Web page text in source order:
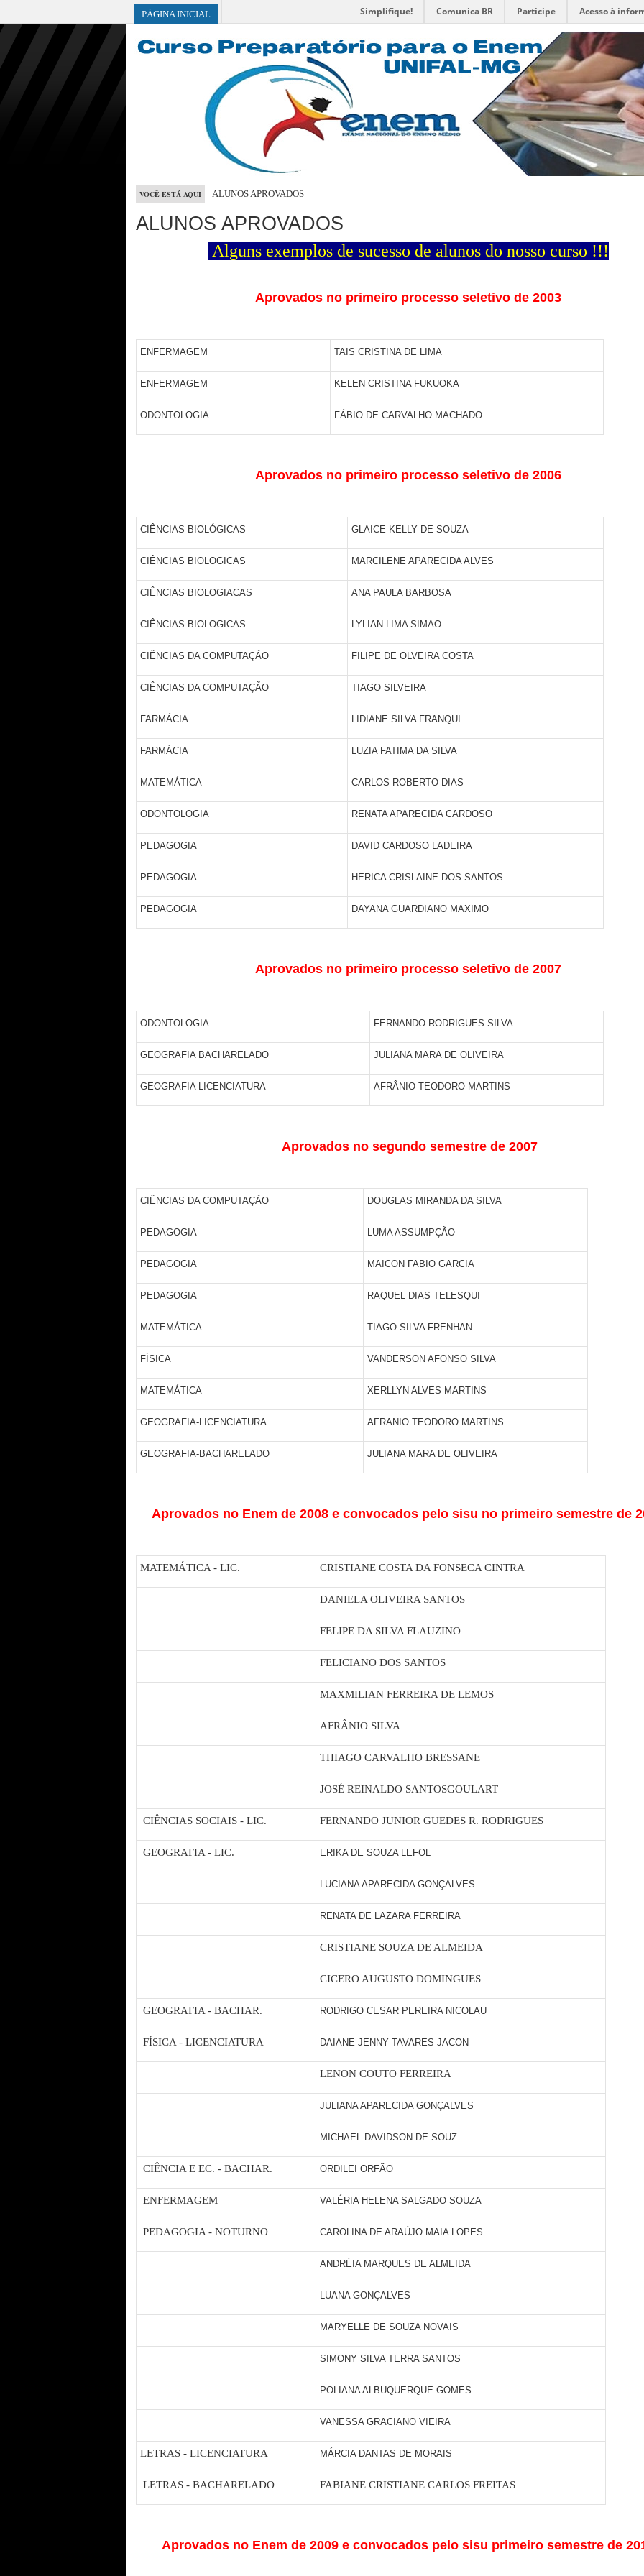
BRASIL Simplifique! Comunica BR Participe Acesso à
PÁGINA INICIAL
VOCÊ ESTÁ AQUI ALUNOS APROVADOS
ALUNOS APROVADOS
Alguns exemplos de sucesso de alunos do nosso curso !!!
Aprovados no primeiro processo seletivo de 2003
ENFERMAGEM TAIS CRISTINA DE LIMA
ENFERMAGEM KELEN CRISTINA FUKUOKA
ODONTOLOGIA FÁBIO DE CARVALHO MACHADO
Aprovados no primeiro processo seletivo de 2006
CIÊNCIAS BIOLÓGICAS GLAICE KELLY DE SOUZA
CIÊNCIAS BIOLOGICAS MARCILENE APARECIDA ALVES
CIÊNCIAS BIOLOGIACAS ANA PAULA BARBOSA
CIÊNCIAS BIOLOGICAS LYLIAN LIMA SIMAO
CIÊNCIAS DA COMPUTAÇÃO FILIPE DE OLVEIRA COSTA
CIÊNCIAS DA COMPUTAÇÃO TIAGO SILVEIRA
FARMÁCIA LIDIANE SILVA FRANQUI
FARMÁCIA LUZIA FATIMA DA SILVA
MATEMÁTICA CARLOS ROBERTO DIAS
ODONTOLOGIA RENATA APARECIDA CARDOSO
PEDAGOGIA DAVID CARDOSO LADEIRA
PEDAGOGIA HERICA CRISLAINE DOS SANTOS
PEDAGOGIA DAYANA GUARDIANO MAXIMO
Aprovados no primeiro processo seletivo de 2007
ODONTOLOGIA FERNANDO RODRIGUES SILVA
GEOGRAFIA BACHARELADO JULIANA MARA DE OLIVEIRA
GEOGRAFIA LICENCIATURA AFRÂNIO TEODORO MARTINS
Aprovados no segundo semestre de 2007
CIÊNCIAS DA COMPUTAÇÃO DOUGLAS MIRANDA DA SILVA
PEDAGOGIA LUMA ASSUMPÇÃO
PEDAGOGIA MAICON FABIO GARCIA
PEDAGOGIA RAQUEL DIAS TELESQUI
MATEMÁTICA TIAGO SILVA FRENHAN
FÍSICA VANDERSON AFONSO SILVA
MATEMÁTICA XERLLYN ALVES MARTINS
GEOGRAFIA-LICENCIATURA AFRANIO TEODORO MARTINS
GEOGRAFIA-BACHARELADO JULIANA MARA DE OLIVEIRA
Aprovados no Enem de 2008 e convocados pelo sisu no primeiro semestre de
MATEMÁTICA - LIC. CRISTIANE COSTA DA FONSECA CINTRA
DANIELA OLIVEIRA SANTOS
FELIPE DA SILVA FLAUZINO
FELICIANO DOS SANTOS
MAXMILIAN FERREIRA DE LEMOS
AFRÂNIO SILVA
THIAGO CARVALHO BRESSANE
JOSÉ REINALDO SANTOSGOULART
CIÊNCIAS SOCIAIS - LIC. FERNANDO JUNIOR GUEDES R. RODRIGUES
GEOGRAFIA - LIC. ERIKA DE SOUZA LEFOL
LUCIANA APARECIDA GONÇALVES
RENATA DE LAZARA FERREIRA
CRISTIANE SOUZA DE ALMEIDA
CICERO AUGUSTO DOMINGUES
GEOGRAFIA - BACHAR. RODRIGO CESAR PEREIRA NICOLAU
FÍSICA - LICENCIATURA DAIANE JENNY TAVARES JACON
LENON COUTO FERREIRA
JULIANA APARECIDA GONÇALVES
MICHAEL DAVIDSON DE SOUZ
CIÊNCIA E EC. - BACHAR. ORDILEI ORFÃO
ENFERMAGEM VALÉRIA HELENA SALGADO SOUZA
PEDAGOGIA - NOTURNO CAROLINA DE ARAÚJO MAIA LOPES
ANDRÉIA MARQUES DE ALMEIDA
LUANA GONÇALVES
MARYELLE DE SOUZA NOVAIS
SIMONY SILVA TERRA SANTOS
POLIANA ALBUQUERQUE GOMES
VANESSA GRACIANO VIEIRA
LETRAS - LICENCIATURA MÁRCIA DANTAS DE MORAIS
LETRAS - BACHARELADO FABIANE CRISTIANE CARLOS FREITAS
Aprovados no Enem de 2009 e convocados pelo sisu primeiro semestre de